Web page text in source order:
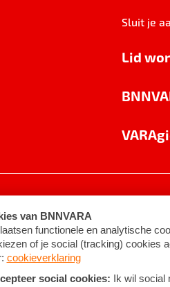
Sluit je
Lid
Algemene voorwaarden